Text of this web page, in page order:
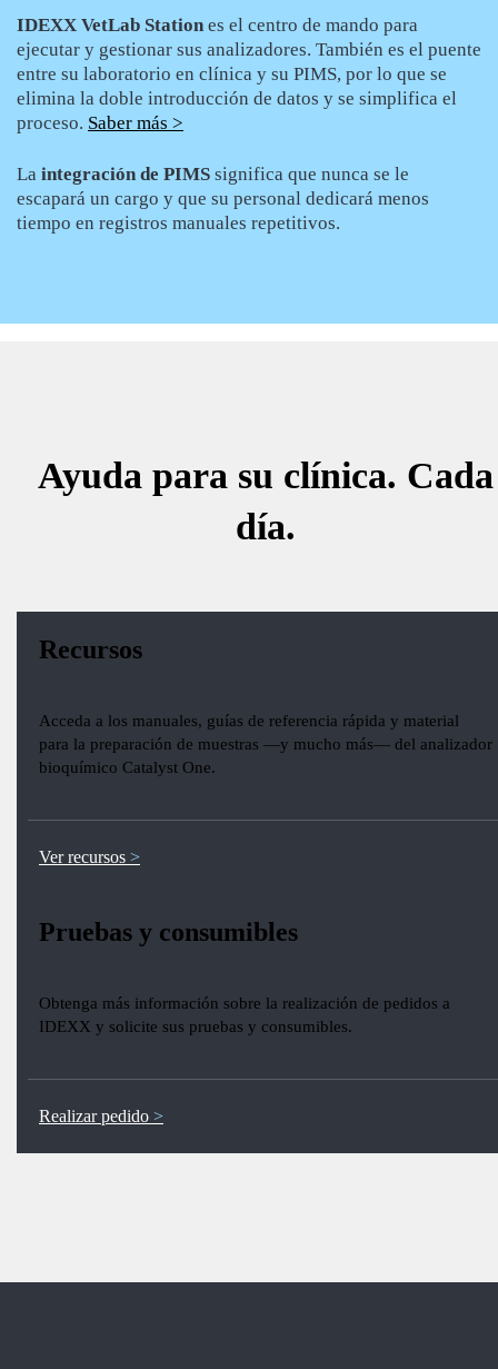
IDEXX VetLab Station es el centro de mando para
ejecutar y gestionar sus analizadores. También es el puente
entre su laboratorio en clínica y su PIMS, por lo que se
elimina la doble introducción de datos y se simplifica el
proceso. Saber más >
La integración de PIMS significa que nunca se le
escapará un cargo y que su personal dedicará menos
tiempo en registros manuales repetitivos.
Ayuda para su clínica. Cada
día.
Recursos
Acceda a los manuales, guías de referencia rápida y material
para la preparación de muestras —y mucho más— del analizador
bioquímico Catalyst One.
Ver recursos
Pruebas y consumibles
Obtenga más información sobre la realización de pedidos a
IDEXX y solicite sus pruebas y consumibles.
Realizar pedido